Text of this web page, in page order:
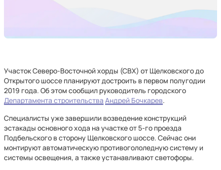
Участок Северо-Восточной хорды (СВХ) от Щелковского до
Открытого шоссе планируют достроить в первом полугодии
2019 года. Об этом сообщил руководитель городского
Департамента строительства Андрей Бочкарев.
Специалисты уже завершили возведение конструкций
эстакады основного хода на участке от 5-го проезда
Подбельского в сторону Щелковского шоссе. Сейчас они
монтируют автоматическую противогололедную систему и
системы освещения, а также устанавливают светофоры.